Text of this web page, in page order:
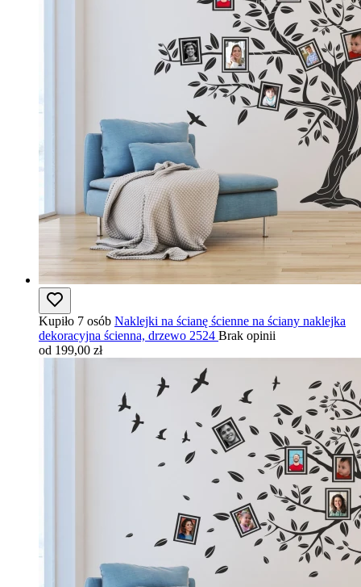
Kupiło 7 osób Naklejki na ścianę ścienne na ściany naklejka
dekoracyjna ścienna, drzewo 2524 Brak opinii
od 199,00 zł